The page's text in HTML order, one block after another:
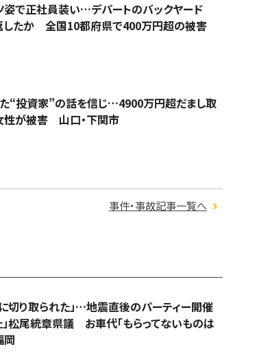
姿で正社員装い…デパートのバックヤード
したか 全国10都府県で400万円超の被害
“投資家”の話を信じ…4900万円超だまし取
が被害 山口・下関市
事件・事故記事一覧へ
切り取られた」…地震直後のパーティー開催
」松尾統章県議 お車代「もらってないものは
岡